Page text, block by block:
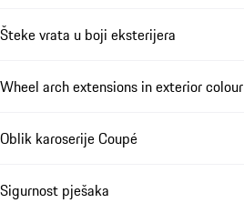
Šteke vrata u boji eksterijera
Wheel arch extensions in exterior colour
Oblik karoserije Coupé
Sigurnost pješaka